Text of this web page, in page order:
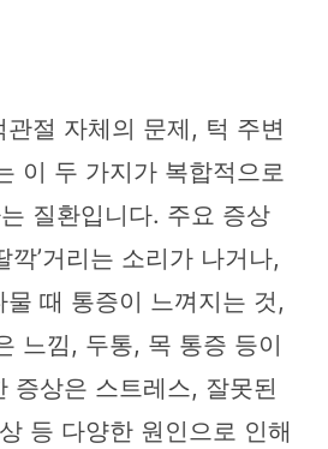
절 자체의 문제, 턱 주변
이 두 가지가 복합적으로
질환입니다. 주요 증상
깍’거리는 소리가 나거나,
때 통증이 느껴지는 것,
느낌, 두통, 목 통증 등이
증상은 스트레스, 잘못된
등 다양한 원인으로 인해